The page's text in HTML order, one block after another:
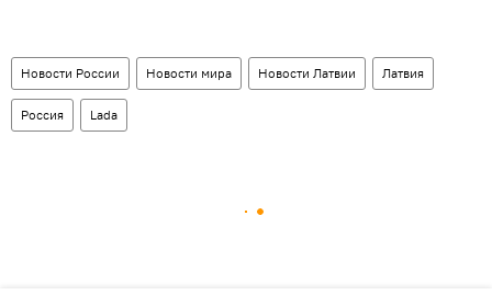
Новости России Новости мира Новости Латвии Латвия
Россия Lada